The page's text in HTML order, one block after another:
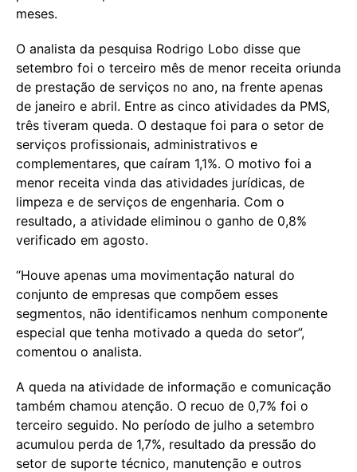
meses.
O analista da pesquisa Rodrigo Lobo disse que
setembro foi o terceiro mês de menor receita oriunda
de prestação de serviços no ano, na frente apenas
de janeiro e abril. Entre as cinco atividades da PMS,
três tiveram queda. O destaque foi para o setor de
serviços profissionais, administrativos e
complementares, que caíram 1,1%. O motivo foi a
menor receita vinda das atividades jurídicas, de
limpeza e de serviços de engenharia. Com o
resultado, a atividade eliminou o ganho de 0,8%
verificado em agosto.
“Houve apenas uma movimentação natural do
conjunto de empresas que compõem esses
segmentos, não identificamos nenhum componente
especial que tenha motivado a queda do setor”,
comentou o analista.
A queda na atividade de informação e comunicação
também chamou atenção. O recuo de 0,7% foi o
terceiro seguido. No período de julho a setembro
acumulou perda de 1,7%, resultado da pressão do
setor de suporte técnico, manutenção e outros